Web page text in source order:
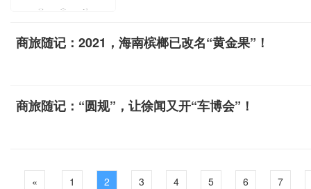
商旅随记：2021，海南槟榔已改名“黄金果”！
商旅随记：“圆规”，让徐闻又开“车博会”！
« 1 2 3 4 5 6 7